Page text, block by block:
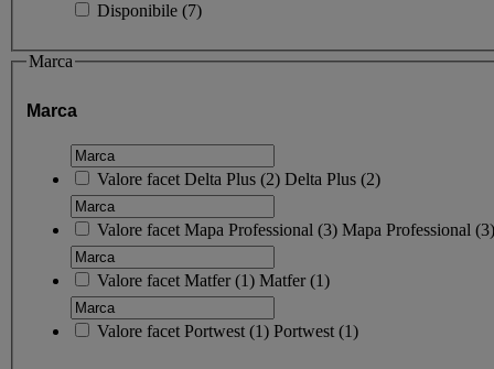
Disponibile (7)
Marca
Marca
Valore facet Delta Plus (2) Delta Plus (2)
Valore facet Mapa Professional (3) Mapa Professional (3)
Valore facet Matfer(1) Matfer(1)
Valore facet Portwest (1) Portwest (1)